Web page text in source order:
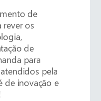
de
os
de
para
pela
de inovação e